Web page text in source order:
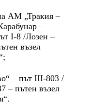
АМ „Тракия –
–
I-8 /Лозен –
възел
– път III-803 /
– пътен възел